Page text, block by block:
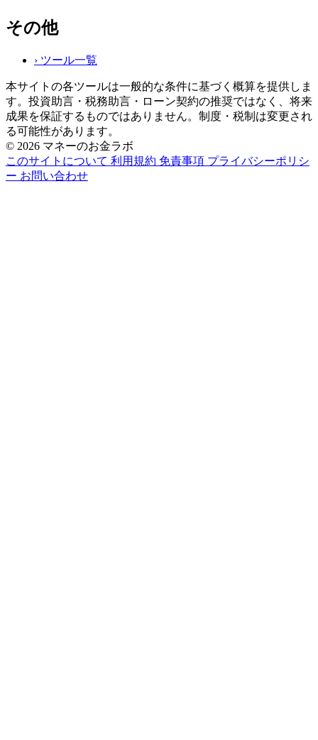
その他
› ツール一覧
本サイトの各ツールは一般的な条件に基づく概算を提供しま
す。投資助言・税務助言・ローン契約の推奨ではなく、将来
成果を保証するものではありません。制度・税制は変更され
る可能性があります。
© 2026 マネーのお金ラボ
このサイトについて 利用規約 免責事項 プライバシーポリシ
ー お問い合わせ